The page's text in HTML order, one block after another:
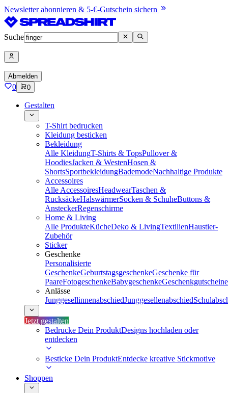
Newsletter abonnieren & 5-€-Gutschein sichern
Suche
Abmelden
0 0
Gestalten
T-Shirt bedrucken
Kleidung besticken
Bekleidung
Alle KleidungT-Shirts & TopsPullover &
HoodiesJacken & WestenHosen &
ShortsSportbekleidungBademodeNachhaltige Produkte
Accessoires
Alle AccessoiresHeadwearTaschen &
RucksäckeHalswärmerSocken & SchuheButtons &
AnsteckerRegenschirme
Home & Living
Alle ProdukteKücheDeko & LivingTextilienHaustier-
Zubehör
Sticker
Geschenke
Personalisierte
GeschenkeGeburtstagsgeschenkeGeschenke für
PaareFotogeschenkeBabygeschenkeGeschenkgutscheine
Anlässe
JunggesellinnenabschiedJunggesellenabschied
Jetzt gestalten
Bedrucke Dein ProduktDesigns hochladen oder
entdecken
Besticke Dein ProduktEntdecke kreative Stickmotive
Shoppen